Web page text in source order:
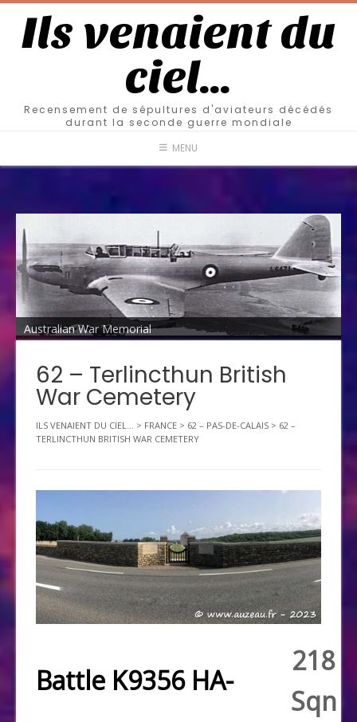
Ils venaient du
ciel…
Recensement de sépultures d'aviateurs décédés
durant la seconde guerre mondiale
MENU
Australian War Memorial
62 – Terlincthun British
War Cemetery
ILS VENAIENT DU CIEL... > FRANCE > 62 – PAS-DE-CALAIS > 62 –
TERLINCTHUN BRITISH WAR CEMETERY
Battle K9356 HA-
218
Sqn